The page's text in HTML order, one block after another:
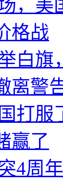
，美
格战
白旗
离警
打服
赢了
4周